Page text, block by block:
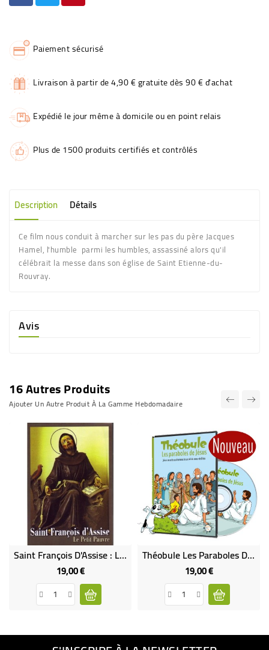
Paiement sécurisé
Livraison à partir de 4,90 € gratuite dès 90 € d'achat
Expédié le jour même à domicile ou en point relais
Plus de 1500 produits certifiés et contrôlés
Description Détails
Ce film nous conduit à marcher sur les pas du père Jacques
Hamel, l'humble parmi les humbles, assassiné alors qu'il
célébrait la messe dans son église de Saint Etienne-du-
Rouvray.
Avis
16 Autres Produits
Ajouter Un Autre Produit À La Gamme Hebdomadaire
Saint François D'Assise : Le Petit Pauvre
19,00 €Prix
Théobule Les Paraboles De Jésus
19,00 €Prix